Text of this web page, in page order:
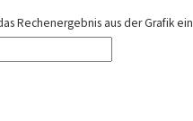
Rechenergebnis aus der Grafik ein